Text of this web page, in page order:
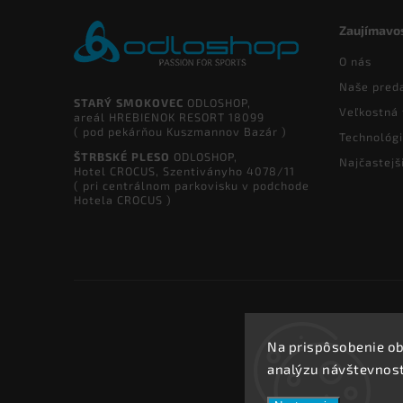
Na prispôsobenie
analýzu
STARÝ SMOKOVEC ODLOSHOP,
areál HREBIENOK RESORT 18099
( pod pekárňou Kuszmannov Bazár )
ŠTRBSKÉ PLESO ODLOSHOP,
Hotel CROCUS, Szentiványho 4078/11
( pri centrálnom parkovisku v podchode
Hotela CROCUS )
O nás
Naše
Veľkostná